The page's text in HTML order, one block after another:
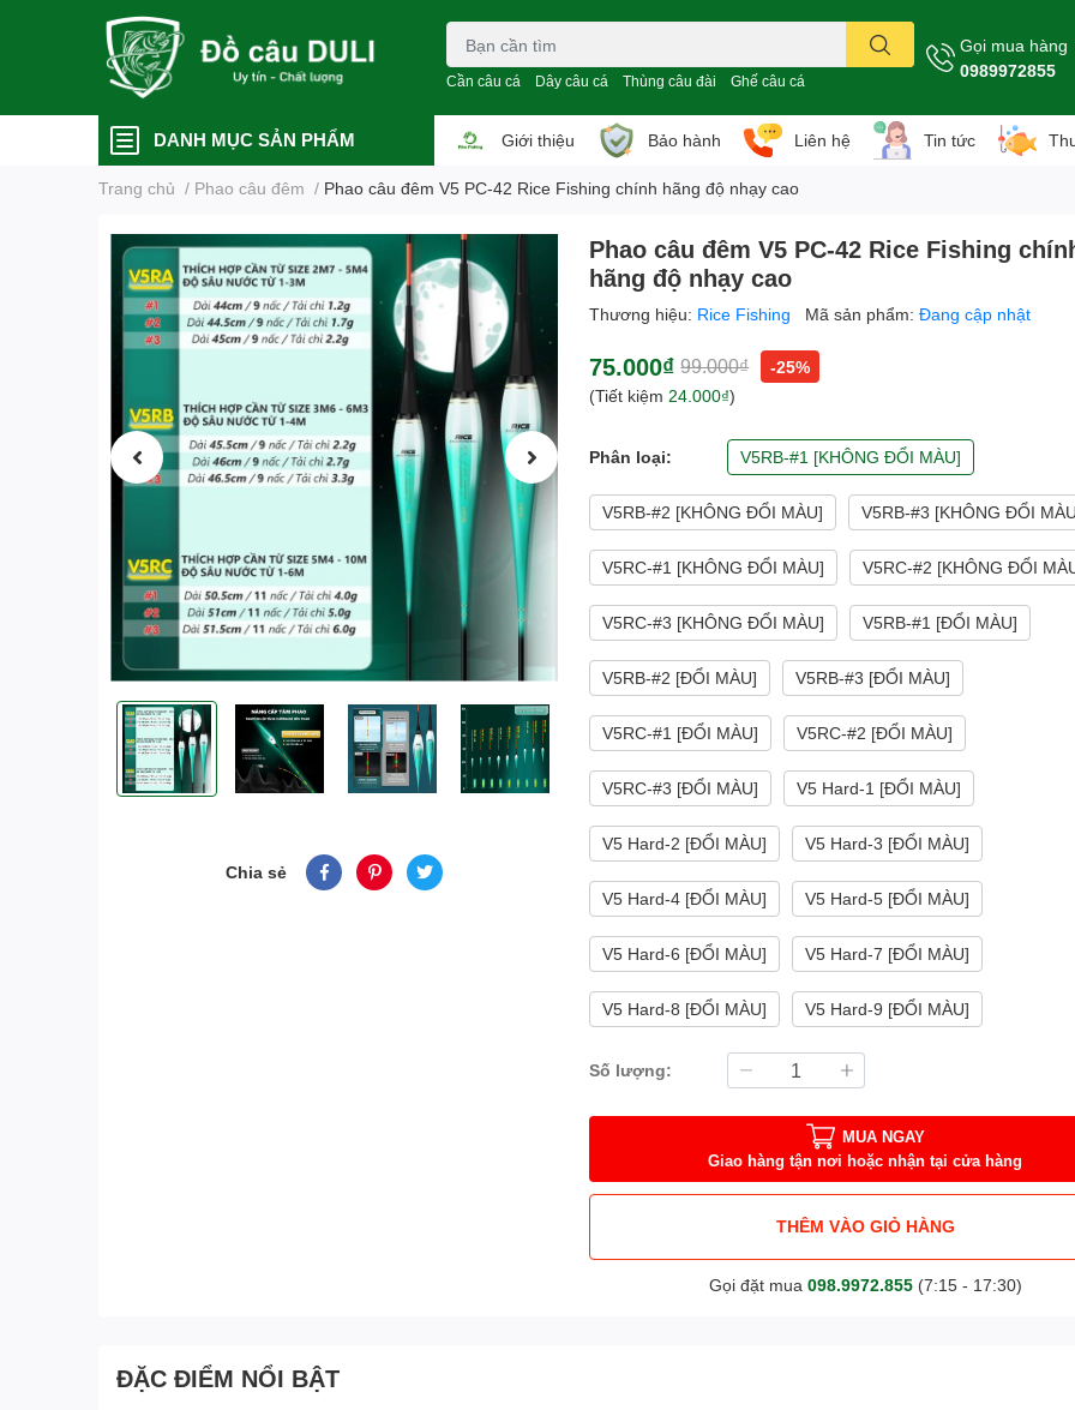
Cần câu cá Dây câu cá Thùng câu đài Ghế câu cá
Gọi mua hàng
0989972855
DANH MỤC SẢN PHẨM Giới thiệu Bảo hành Liên hệ Tin tức
Trang chủ / Phao câu đêm / Phao câu đêm V5 PC-42 Rice Fishing chính hãng độ nhạy cao
Chia sẻ
Phao câu đêm V5 PC-42 Rice Fishing
hãng độ nhạy cao
Thương hiệu: Rice Fishing Mã sản phẩm:Đang cập nhật
75.000₫ 99.000₫
-25%
(Tiết kiệm 24.000₫)
Phân loại: V5RB-#1 [KHÔNG ĐỔI MÀU]
V5RB-#2 [KHÔNG ĐỔI MÀU] V5RB-#3 [KHÔNG ĐỔI
V5RC-#1 [KHÔNG ĐỔI MÀU] V5RC-#2 [KHÔNG ĐỔI
V5RC-#3 [KHÔNG ĐỔI MÀU] V5RB-#1 [ĐỔI MÀU]
V5RB-#2 [ĐỔI MÀU] V5RB-#3 [ĐỔI MÀU]
V5RC-#1 [ĐỔI MÀU] V5RC-#2 [ĐỔI MÀU]
V5RC-#3 [ĐỔI MÀU] V5 Hard-1 [ĐỔI MÀU]
V5 Hard-2 [ĐỔI MÀU] V5 Hard-3 [ĐỔI MÀU]
V5 Hard-4 [ĐỔI MÀU] V5 Hard-5 [ĐỔI MÀU]
V5 Hard-6 [ĐỔI MÀU] V5 Hard-7 [ĐỔI MÀU]
V5 Hard-8 [ĐỔI MÀU] V5 Hard-9 [ĐỔI MÀU]
Số lượng:
MUA NGAY
Giao hàng tận nơi hoặc nhận tại cửa hàng
THÊM VÀO GIỎ HÀNG
Gọi đặt mua 098.9972.855(7:15 - 17:30)
ĐẶC ĐIỂM NỔI BẬT